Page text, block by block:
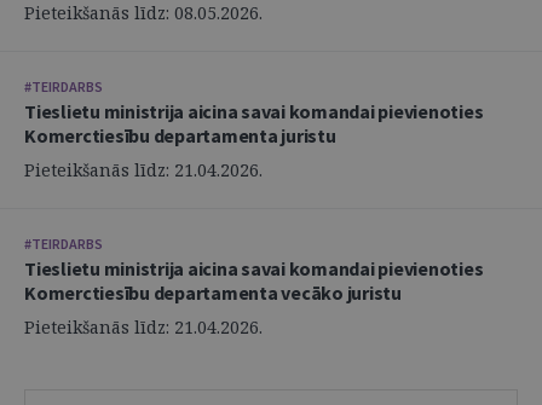
Pieteikšanās līdz: 08.05.2026.
#TEIRDARBS
Tieslietu ministrija aicina savai komandai pievienoties
Komerctiesību departamenta juristu
Pieteikšanās līdz: 21.04.2026.
#TEIRDARBS
Tieslietu ministrija aicina savai komandai pievienoties
Komerctiesību departamenta vecāko juristu
Pieteikšanās līdz: 21.04.2026.